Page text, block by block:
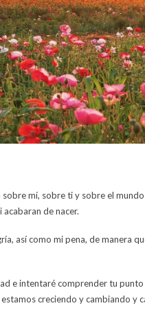
mí, sobre ti y sobre el
de nacer.
así como mi pena, de manera
e intentaré comprender tu
creciendo y cambiando y